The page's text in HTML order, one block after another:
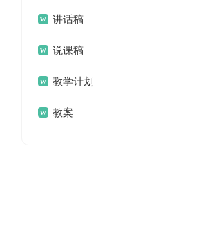
讲话稿
说课稿
教学计划
教案